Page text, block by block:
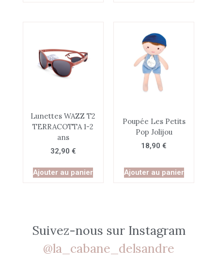
Lunettes WAZZ T2
TERRACOTTA 1-2
ans
32,90 €
Ajouter au panier
Poupée Les Petits
Pop Jolijou
18,90€
Ajouter au panier
Suivez-nous sur Instagram
@la_cabane_delsandre